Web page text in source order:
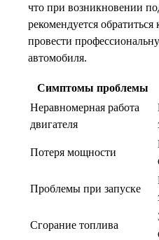
что при возникновении
рекомендуется
провести
автомобиля.
Симптомы проблемы
Неравномерная работа
двигателя
Потеря мощности
Проблемы при запуске
Сгорание топлива